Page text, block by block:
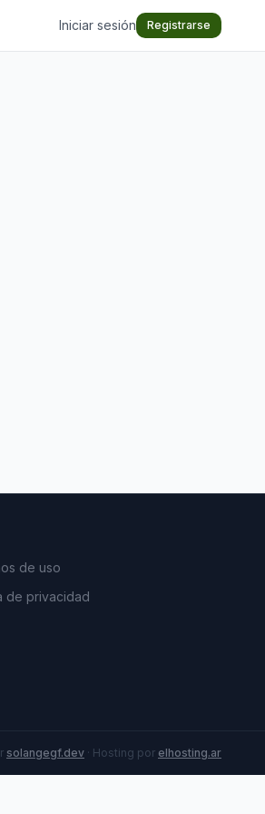
Iniciar sesión Registrarse
de uso
de privacidad
solangegf.dev · Hosting por elhosting.ar